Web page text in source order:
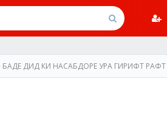
- БАДЕ ДИД КИ НАСАБДОРЕ УРА ГИРИФТ РАФТ